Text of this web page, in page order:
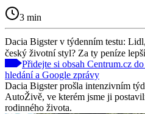
3 min
Dacia Bigster v týdenním testu:
český životní styl? Za ty peníze
Přidejte si obsah Centrum.cz
hledání a Google zprávy
Dacia Bigster prošla intenzivním
AutoŽivě, ve kterém jsme ji
rodinného života.